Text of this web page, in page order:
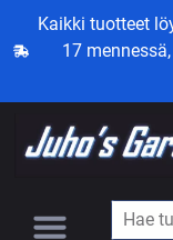
Kaikki tuotteet
17